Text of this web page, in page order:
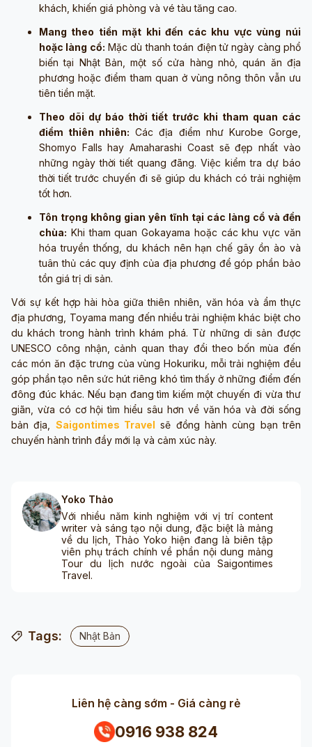
khách, khiến giá phòng và vé tàu tăng cao.
Mang theo tiền mặt khi đến các khu vực vùng núi
hoặc làng cổ: Mặc dù thanh toán điện tử ngày càng phổ
biến tại Nhật Bản, một số cửa hàng nhỏ, quán ăn địa
phương hoặc điểm tham quan ở vùng nông thôn vẫn ưu
tiên tiền mặt.
Theo dõi dự báo thời tiết trước khi tham quan các
điểm thiên nhiên: Các địa điểm như Kurobe Gorge,
Shomyo Falls hay Amaharashi Coast sẽ đẹp nhất vào
những ngày thời tiết quang đãng. Việc kiểm tra dự báo
thời tiết trước chuyến đi sẽ giúp du khách có trải nghiệm
tốt hơn.
Tôn trọng không gian yên tĩnh tại các làng cổ và đền
chùa: Khi tham quan Gokayama hoặc các khu vực văn
hóa truyền thống, du khách nên hạn chế gây ồn ào và
tuân thủ các quy định của địa phương để góp phần bảo
tồn giá trị di sản.
Với sự kết hợp hài hòa giữa thiên nhiên, văn hóa và ẩm thực
địa phương, Toyama mang đến nhiều trải nghiệm khác biệt cho
du khách trong hành trình khám phá. Từ những di sản được
UNESCO công nhận, cảnh quan thay đổi theo bốn mùa đến
các món ăn đặc trưng của vùng Hokuriku, mỗi trải nghiệm đều
góp phần tạo nên sức hút riêng khó tìm thấy ở những điểm đến
đông đúc khác. Nếu bạn đang tìm kiếm một chuyến đi vừa thư
giãn, vừa có cơ hội tìm hiểu sâu hơn về văn hóa và đời sống
bản địa, Saigontimes Travel sẽ đồng hành cùng bạn trên
chuyến hành trình đầy mới lạ và cảm xúc này.
Yoko Thảo
Với nhiều năm kinh nghiệm với vị trí content
writer và sáng tạo nội dung, đặc biệt là mảng
về du lịch, Thảo Yoko hiện đang là biên tập
viên phụ trách chính về phần nội dung mảng
Tour du lịch nước ngoài của Saigontimes
Travel.
Tags: Nhật Bản
Liên hệ càng sớm - Giá càng rẻ
0916 938 824